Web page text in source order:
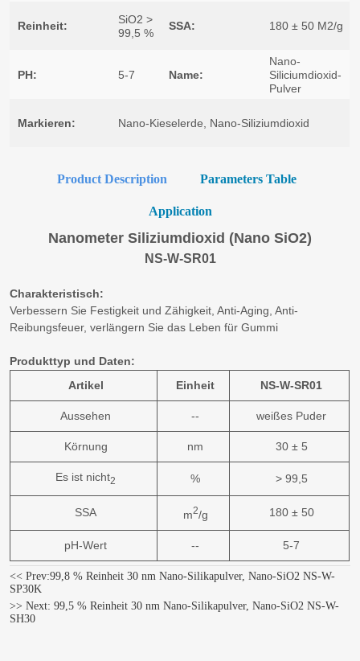
Product Description Parameters Table
Application
Nanometer Siliziumdioxid (Nano SiO2)
NS-W-SR01
Charakteristisch:
Verbessern Sie Festigkeit und Zähigkeit, Anti-Aging, Anti-
Reibungsfeuer, verlängern Sie das Leben für Gummi
Produkttyp und Daten:
Artikel
Einheit NS-W-SR01
Aussehen -- weißes Puder
Körnung nm 30 ± 5
Es ist nicht2 % > 99,5
SSA m2/g 180 ± 50
pH-Wert -- 5-7
<< Prev:99,8 % Reinheit 30 nm Nano-Silikapulver, Nano-SiO2 NS-W-
SP30K
>> Next:99,5 % Reinheit 30 nm Nano-Silikapulver, Nano-SiO2 NS-W-
SH30